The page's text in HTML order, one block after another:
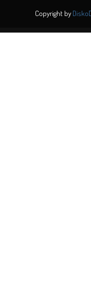
Copyright by